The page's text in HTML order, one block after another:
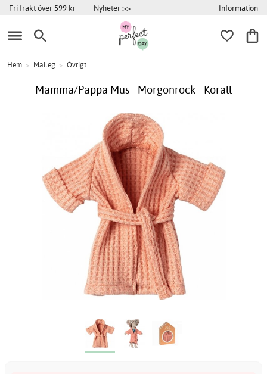
Fri frakt över 599 kr Nyheter >> Information
Hem > Maileg > Övrigt
Mamma/Pappa Mus - Morgonrock - Korall